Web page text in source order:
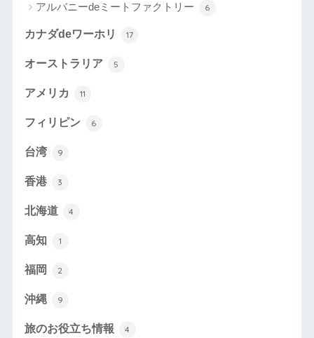
アルバニーdeミートファクトリー 6
カナダdeワーホリ 17
オーストラリア 5
アメリカ 11
フィリピン 6
台湾 9
香港 3
北海道 4
高知 1
福岡 2
沖縄 9
旅のお役立ち情報 4